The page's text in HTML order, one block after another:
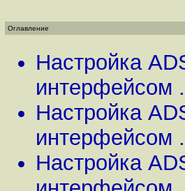
Оглавление
Настройка
интерфейсом
Настройка
интерфейсом
Настройка